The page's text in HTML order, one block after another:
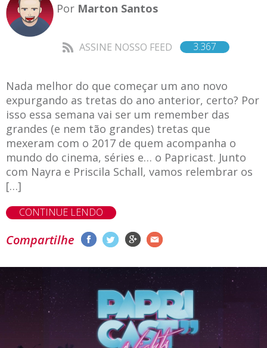
Por Marton Santos
ASSINE NOSSO FEED 3.367
Nada melhor do que começar um ano novo
expurgando as tretas do ano anterior, certo? Por
isso essa semana vai ser um remember das
grandes (e nem tão grandes) tretas que
mexeram com o 2017 de quem acompanha o
mundo do cinema, séries e… o Papricast. Junto
com Nayra e Priscila Schall, vamos relembrar os
[…]
CONTINUE LENDO
Compartilhe